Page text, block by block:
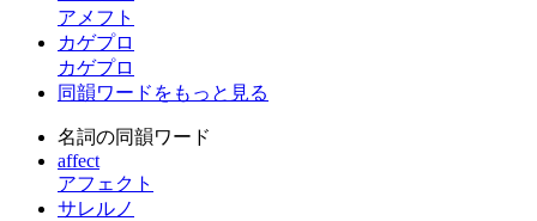
アメフト
カゲプロ
カゲプロ
同韻ワードをもっと見る
名詞の同韻ワード
affect
アフェクト
サレルノ